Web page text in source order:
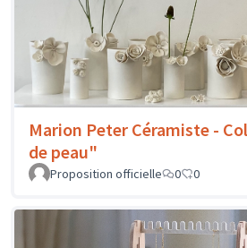
Marion Peter Céramiste -
de peau"
Proposition officielle 0 0